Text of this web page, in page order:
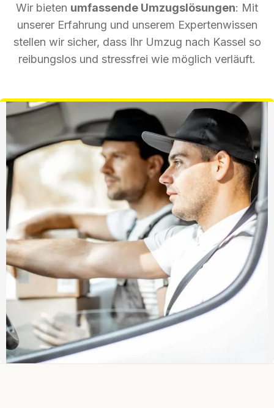
Wir bieten umfassende Umzugslösungen: Mit
unserer Erfahrung und unserem Expertenwissen
stellen wir sicher, dass Ihr Umzug nach Kassel so
reibungslos und stressfrei wie möglich verläuft.